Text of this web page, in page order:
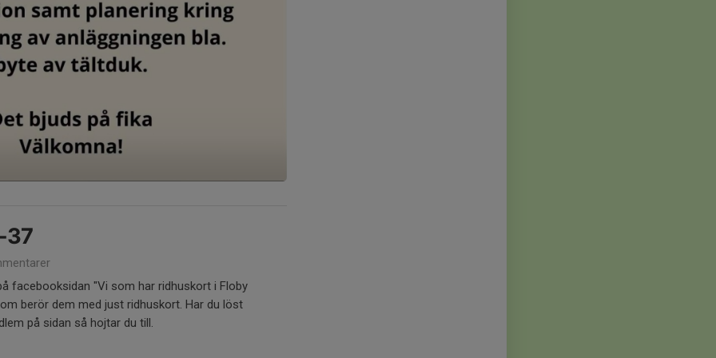
37
facebooksidan "Vi som har ridhuskort i Floby
berör dem med just ridhuskort. Har du löst
på sidan så hojtar du till.